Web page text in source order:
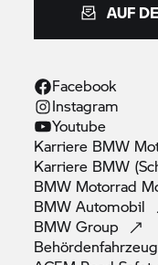
AUF
Facebook
Instagram
Youtube
Karriere BMW
Karriere BMW
BMW Motorrad
BMWAutomobil
BMWGroup